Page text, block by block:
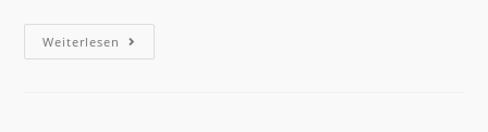
Weiterlesen